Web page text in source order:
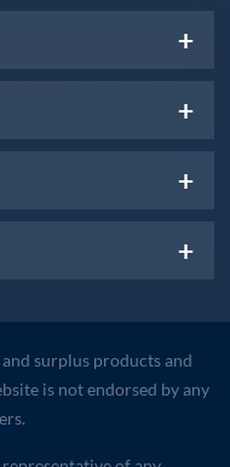
surplus products and
is not endorsed by any